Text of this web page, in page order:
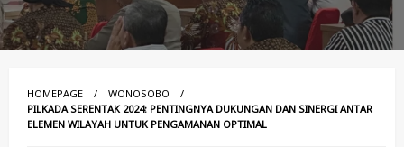
HOMEPAGE
WONOSOBO
PILKADA SERENTAK 2024: PENTINGNYA DUKUNGAN DAN SINERGI ANTAR
ELEMEN WILAYAH UNTUK PENGAMANAN OPTIMAL